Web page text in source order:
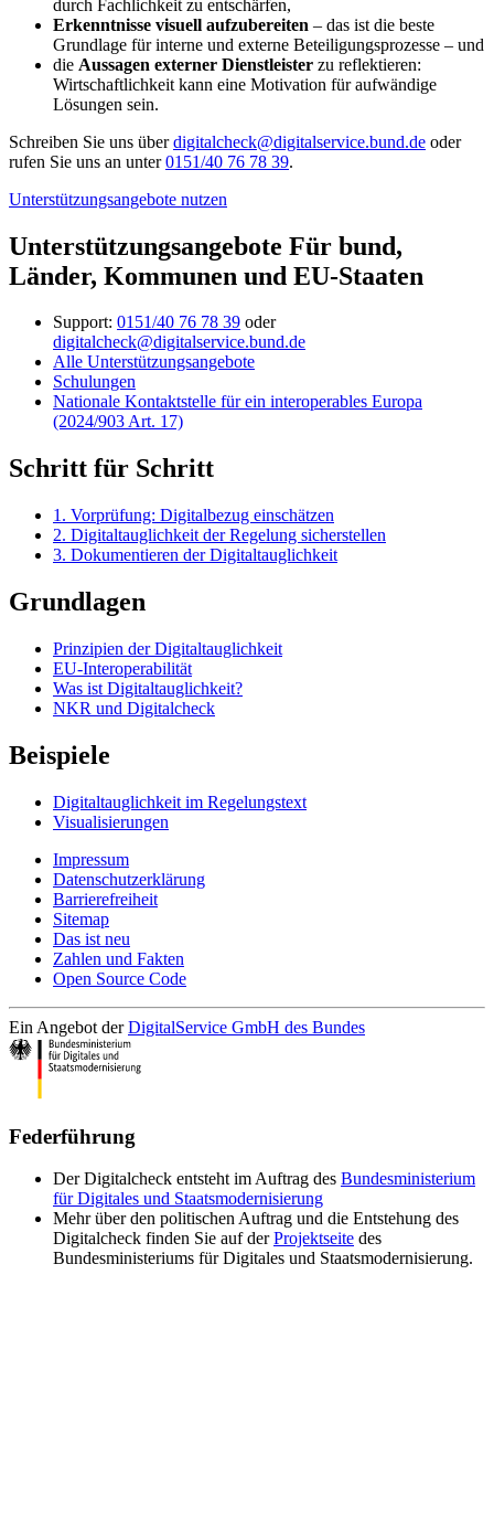
durch Fachlichkeit zu entschärfen,
Erkenntnisse visuell aufzubereiten – das ist die beste
Grundlage für interne und externe Beteiligungsprozesse – und
die Aussagen externer Dienstleister zu reflektieren:
Wirtschaftlichkeit kann eine Motivation für aufwändige
Lösungen sein.
Schreiben Sie uns überdigitalcheck@digitalservice.bund.de oder
rufen Sie uns an unter0151/40 76 78 39.
Unterstützungsangebote nutzen
Unterstützungsangebote Für bund,
Länder, Kommunen und EU-Staaten
Support: 0151/40 76 78 39 oder
digitalcheck@digitalservice.bund.de
Alle Unterstützungsangebote
Schulungen
Nationale Kontaktstelle für ein interoperables Europa
(2024/903 Art. 17)
Schritt für Schritt
1. Vorprüfung: Digitalbezug einschätzen
2. Digitaltauglichkeit der Regelung sicherstellen
3. Dokumentieren der Digitaltauglichkeit
Grundlagen
Prinzipien der Digitaltauglichkeit
EU-Interoperabilität
Was ist Digitaltauglichkeit?
NKR und Digitalcheck
Beispiele
Digitaltauglichkeit im Regelungstext
Visualisierungen
Impressum
Datenschutzerklärung
Barrierefreiheit
Sitemap
Das ist neu
Zahlen und Fakten
Open Source Code
Ein Angebot der DigitalService GmbH des Bundes
Federführung
Der Digitalcheck entsteht im Auftrag des Bundesministerium
für Digitales und Staatsmodernisierung
Mehr über den politischen Auftrag und die Entstehung des
Digitalcheck finden Sie auf der Projektseite des
Bundesministeriums für Digitales und Staatsmodernisierung.